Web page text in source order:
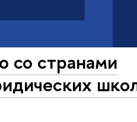
со странами